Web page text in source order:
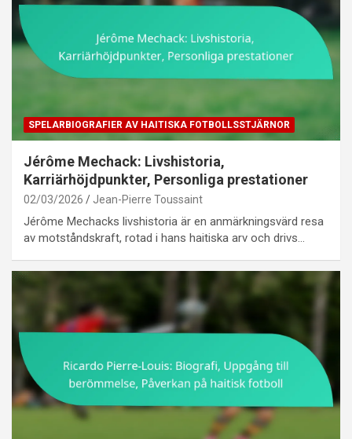
SPELARBIOGRAFIER AV HAITISKA FOTBOLLSSTJÄRNOR
Jérôme Mechack: Livshistoria,
Karriärhöjdpunkter, Personliga prestationer
02/03/2026 Jean-Pierre Toussaint
Jérôme Mechacks livshistoria är en anmärkningsvärd resa
av motståndskraft, rotad i hans haitiska arv och drivs…